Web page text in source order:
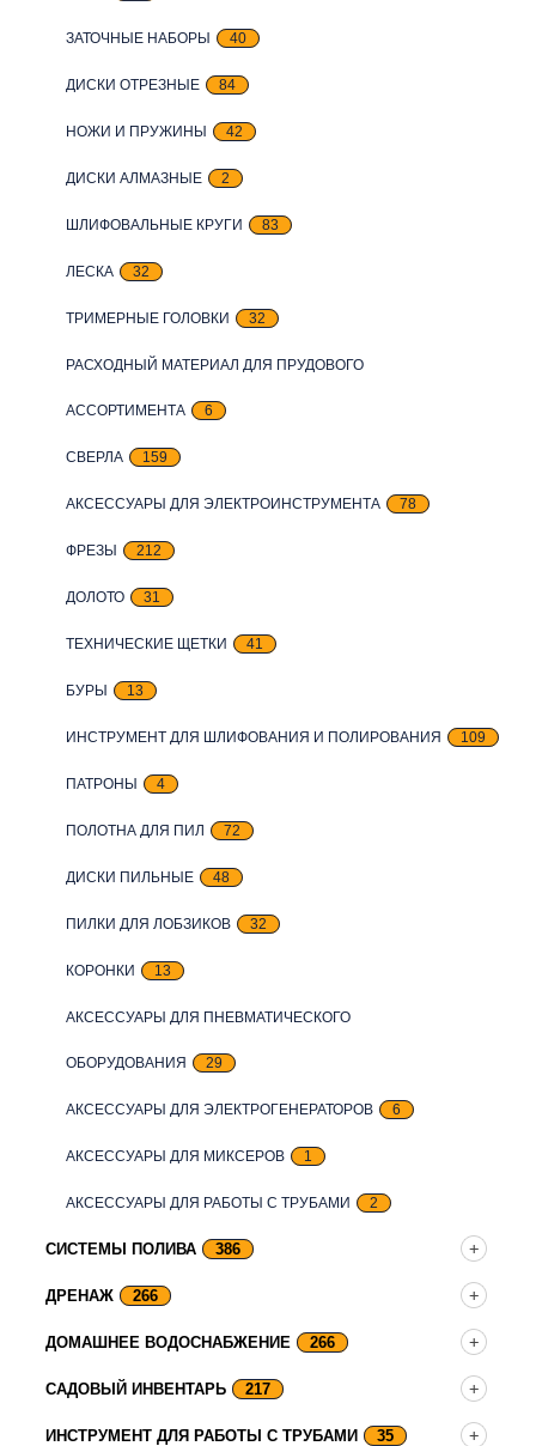
ЗАТОЧНЫЕ НАБОРЫ 40
ДИСКИ ОТРЕЗНЫЕ 84
НОЖИ И ПРУЖИНЫ 42
ДИСКИ АЛМАЗНЫЕ 2
ШЛИФОВАЛЬНЫЕ КРУГИ 83
ЛЕСКА 32
ТРИМЕРНЫЕ ГОЛОВКИ 32
РАСХОДНЫЙ МАТЕРИАЛ ДЛЯ ПРУДОВОГО
АССОРТИМЕНТА 6
СВЕРЛА 159
АКСЕССУАРЫ ДЛЯ ЭЛЕКТРОИНСТРУМЕНТА 78
ФРЕЗЫ 212
ДОЛОТО 31
ТЕХНИЧЕСКИЕ ЩЕТКИ 41
БУРЫ 13
ИНСТРУМЕНТ ДЛЯ ШЛИФОВАНИЯ И ПОЛИРОВАНИЯ 109
ПАТРОНЫ 4
ПОЛОТНА ДЛЯ ПИЛ 72
ДИСКИ ПИЛЬНЫЕ 48
ПИЛКИ ДЛЯ ЛОБЗИКОВ 32
КОРОНКИ 13
АКСЕССУАРЫ ДЛЯ ПНЕВМАТИЧЕСКОГО
ОБОРУДОВАНИЯ 29
АКСЕССУАРЫ ДЛЯ ЭЛЕКТРОГЕНЕРАТОРОВ 6
АКСЕССУАРЫ ДЛЯ МИКСЕРОВ 1
АКСЕССУАРЫ ДЛЯ РАБОТЫ С ТРУБАМИ 2
СИСТЕМЫ ПОЛИВА 386
ДРЕНАЖ 266
ДОМАШНЕЕ ВОДОСНАБЖЕНИЕ 266
САДОВЫЙ ИНВЕНТАРЬ 217
ИНСТРУМЕНТ ДЛЯ РАБОТЫ С ТРУБАМИ 35